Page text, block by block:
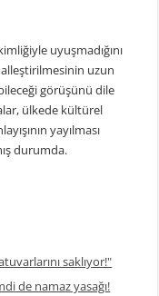
uyuşmadığını
uzun
görüşünü dile
ülkede kültürel
yayılması
durumda.
saklıyor!"
de namaz yasağı!